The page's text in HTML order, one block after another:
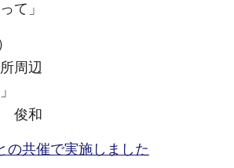
て」
周辺
俊和
共催で実施しました